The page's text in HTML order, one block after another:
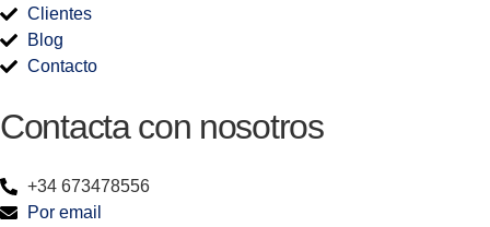
Clientes
Blog
Contacto
Contacta con nosotros
+34 673478556
Por email